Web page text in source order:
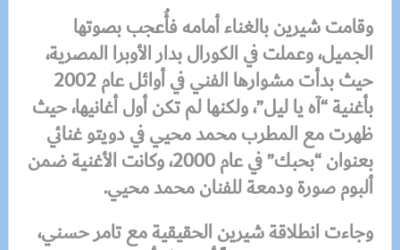
وقامت شيرين بالغناء أمامه فأُعجب بصوتها
الجميل، وعملت في الكورال بدار الأوبرا المصرية،
حيث بدأت مشوارها الفني في أوائل عام 2002
بأغنية “آه يا ليل”، ولكنها لم تكن أول أغانيها، حيث
ظهرت مع المطرب محمد محيي في دويتو غنائي
بعنوان “بحبك” في عام 2000، وكانت الأغنية ضمن
ألبوم صورة ودمعة للفنان محمد محيي.
وجاءت انطلاقة شيرين الحقيقية مع تامر حسني،